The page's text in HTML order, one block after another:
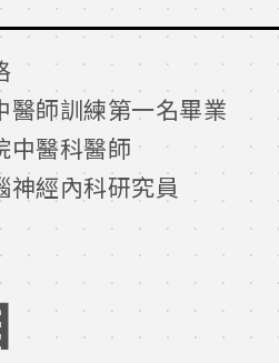
醫師訓練第一名畢業
中醫科醫師
神經內科研究員